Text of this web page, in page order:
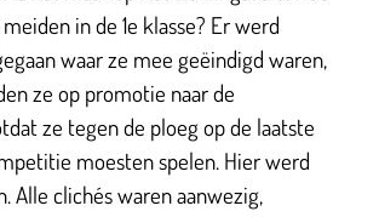
in de 1e klasse? Er werd
waar ze mee geëindigd waren,
ze op promotie naar de
ze tegen de ploeg op de laatste
moesten spelen. Hier werd
Alle clichés waren aanwezig,